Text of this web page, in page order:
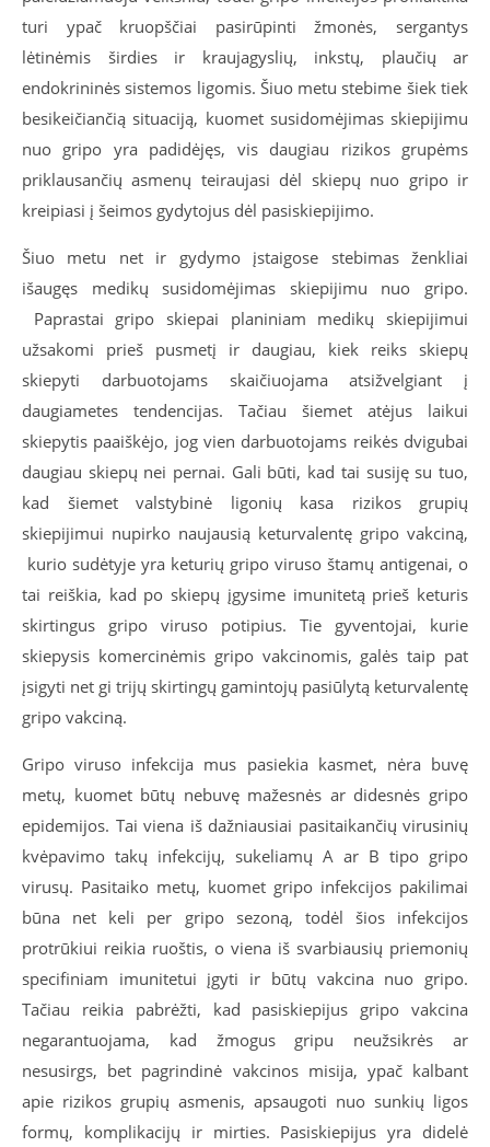
turi ypač kruopščiai pasirūpinti žmonės, sergantys
lėtinėmis širdies ir kraujagyslių, inkstų, plaučių ar
endokrininės sistemos ligomis. Šiuo metu stebime šiek tiek
besikeičiančią situaciją, kuomet susidomėjimas skiepijimu
nuo gripo yra padidėjęs, vis daugiau rizikos grupėms
priklausančių asmenų teiraujasi dėl skiepų nuo gripo ir
kreipiasi į šeimos gydytojus dėl pasiskiepijimo.
Šiuo metu net ir gydymo įstaigose stebimas ženkliai
išaugęs medikų susidomėjimas skiepijimu nuo gripo.
Paprastai gripo skiepai planiniam medikų skiepijimui
užsakomi prieš pusmetį ir daugiau, kiek reiks skiepų
skiepyti darbuotojams skaičiuojama atsižvelgiant į
daugiametes tendencijas. Tačiau šiemet atėjus laikui
skiepytis paaiškėjo, jog vien darbuotojams reikės dvigubai
daugiau skiepų nei pernai. Gali būti, kad tai susiję su tuo,
kad šiemet valstybinė ligonių kasa rizikos grupių
skiepijimui nupirko naujausią keturvalentę gripo vakciną,
kurio sudėtyje yra keturių gripo viruso štamų antigenai, o
tai reiškia, kad po skiepų įgysime imunitetą prieš keturis
skirtingus gripo viruso potipius. Tie gyventojai, kurie
skiepysis komercinėmis gripo vakcinomis, galės taip pat
įsigyti net gi trijų skirtingų gamintojų pasiūlytą keturvalentę
gripo vakciną.
Gripo viruso infekcija mus pasiekia kasmet, nėra buvę
metų, kuomet būtų nebuvę mažesnės ar didesnės gripo
epidemijos. Tai viena iš dažniausiai pasitaikančių virusinių
kvėpavimo takų infekcijų, sukeliamų A ar B tipo gripo
virusų. Pasitaiko metų, kuomet gripo infekcijos pakilimai
būna net keli per gripo sezoną, todėl šios infekcijos
protrūkiui reikia ruoštis, o viena iš svarbiausių priemonių
specifiniam imunitetui įgyti ir būtų vakcina nuo gripo.
Tačiau reikia pabrėžti, kad pasiskiepijus gripo vakcina
negarantuojama, kad žmogus gripu neužsikrės ar
nesusirgs, bet pagrindinė vakcinos misija, ypač kalbant
apie rizikos grupių asmenis, apsaugoti nuo sunkių ligos
formų, komplikacijų ir mirties. Pasiskiepijus yra didelė